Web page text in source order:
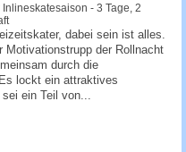
- 3 Tage, 2
dabei sein ist alles.
Motivationstrupp der Rollnacht
durch die
lockt ein attraktives
ein Teil von...